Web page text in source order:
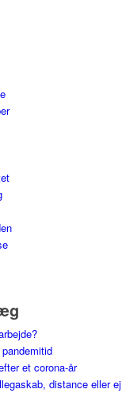
et corona-år
distance eller ej